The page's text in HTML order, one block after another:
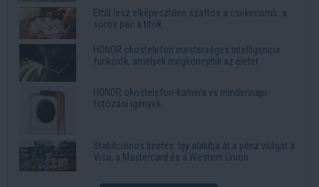
Ettől lesz elképesztően szaftos a csirkecomb: a
sörös pác a titok
HONOR okostelefon mesterséges intelligencia
funkciók, amelyek megkönnyítik az életet
HONOR okostelefon-kamera vs mindennapi
fotózási igények
Stabilcoinos fizetés: így alakítja át a pénz világát a
Visa, a Mastercard és a Western Union